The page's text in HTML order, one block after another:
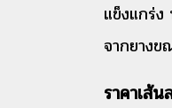
แข็งแกร่ง
จากยางข
ราคาเส้น